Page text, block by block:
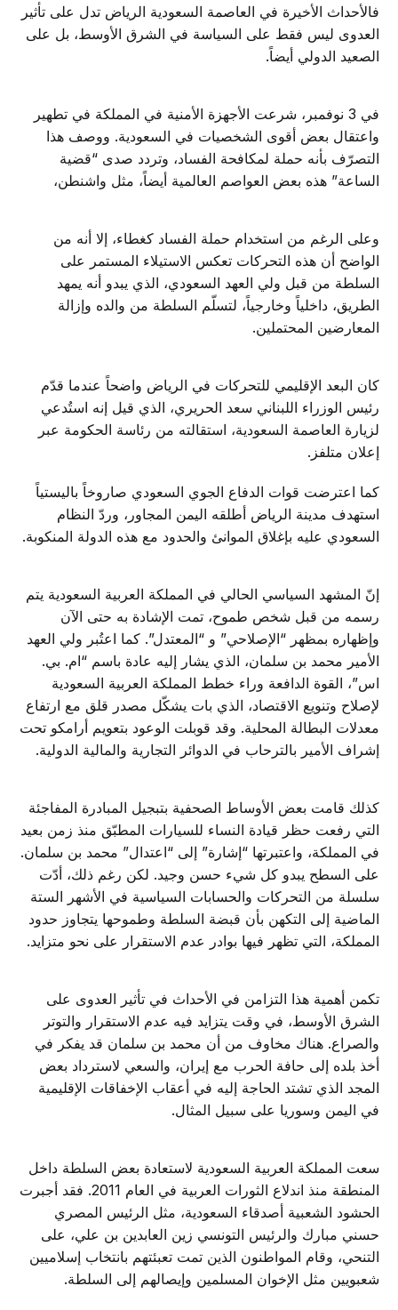
فالأحداث الأخيرة في العاصمة السعودية الرياض تدل على تأثير
العدوى ليس فقط على السياسة في الشرق الأوسط، بل على
الصعيد الدولي أيضاً.
في 3 نوفمبر، شرعت الأجهزة الأمنية في المملكة في تطهير
واعتقال بعض أقوى الشخصيات في السعودية. ووصف هذا
التصرّف بأنه حملة لمكافحة الفساد، وتردد صدى “قضية
الساعة” هذه بعض العواصم العالمية أيضاً، مثل واشنطن،
وعلى الرغم من استخدام حملة الفساد كغطاء، إلا أنه من
الواضح أن هذه التحركات تعكس الاستيلاء المستمر على
السلطة من قبل ولي العهد السعودي، الذي يبدو أنه يمهد
الطريق، داخلياً وخارجياً، لتسلّم السلطة من والده وإزالة
المعارضين المحتملين.
كان البعد الإقليمي للتحركات في الرياض واضحاً عندما قدّم
رئيس الوزراء اللبناني سعد الحريري، الذي قيل إنه استُدعي
لزيارة العاصمة السعودية، استقالته من رئاسة الحكومة عبر
إعلان متلفز.
كما اعترضت قوات الدفاع الجوي السعودي صاروخاً باليستياً
استهدف مدينة الرياض أطلقه اليمن المجاور، وردّ النظام
السعودي عليه بإغلاق الموانئ والحدود مع هذه الدولة المنكوبة.
إنّ المشهد السياسي الحالي في المملكة العربية السعودية يتم
رسمه من قبل شخص طموح، تمت الإشادة به حتى الآن
وإظهاره بمظهر “الإصلاحي” و “المعتدل”. كما اعتُبر ولي العهد
الأمير محمد بن سلمان، الذي يشار إليه عادة باسم “ام. بي.
اس”، القوة الدافعة وراء خطط المملكة العربية السعودية
لإصلاح وتنويع الاقتصاد، الذي بات يشكّل مصدر قلق مع ارتفاع
معدلات البطالة المحلية. وقد قوبلت الوعود بتعويم أرامكو تحت
إشراف الأمير بالترحاب في الدوائر التجارية والمالية الدولية.
كذلك قامت بعض الأوساط الصحفية بتبجيل المبادرة المفاجئة
التي رفعت حظر قيادة النساء للسيارات المطبّق منذ زمن بعيد
في المملكة، واعتبرتها “إشارة” إلى “اعتدال” محمد بن سلمان.
على السطح يبدو كل شيء حسن وجيد. لكن رغم ذلك، أدّت
سلسلة من التحركات والحسابات السياسية في الأشهر الستة
الماضية إلى التكهن بأن قبضة السلطة وطموحها يتجاوز حدود
المملكة، التي تظهر فيها بوادر عدم الاستقرار على نحو متزايد.
تكمن أهمية هذا التزامن في الأحداث في تأثير العدوى على
الشرق الأوسط، في وقت يتزايد فيه عدم الاستقرار والتوتر
والصراع. هناك مخاوف من أن محمد بن سلمان قد يفكر في
أخذ بلده إلى حافة الحرب مع إيران، والسعي لاسترداد بعض
المجد الذي تشتد الحاجة إليه في أعقاب الإخفاقات الإقليمية
في اليمن وسوريا على سبيل المثال.
سعت المملكة العربية السعودية لاستعادة بعض السلطة داخل
المنطقة منذ اندلاع الثورات العربية في العام 2011. فقد أجبرت
الحشود الشعبية أصدقاء السعودية، مثل الرئيس المصري
حسني مبارك والرئيس التونسي زين العابدين بن علي، على
التنحي، وقام المواطنون الذين تمت تعبئتهم بانتخاب إسلاميين
شعبويين مثل الإخوان المسلمين وإيصالهم إلى السلطة.